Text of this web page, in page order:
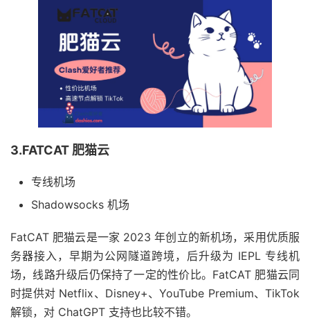
3.FATCAT 肥猫云
专线机场
Shadowsocks 机场
FatCAT 肥猫云是一家 2023 年创立的新机场，采用优质服
务器接入，早期为公网隧道跨境，后升级为 IEPL 专线机
场，线路升级后仍保持了一定的性价比。FatCAT 肥猫云同
时提供对 Netflix、Disney+、YouTube Premium、TikTok
解锁，对 ChatGPT 支持也比较不错。